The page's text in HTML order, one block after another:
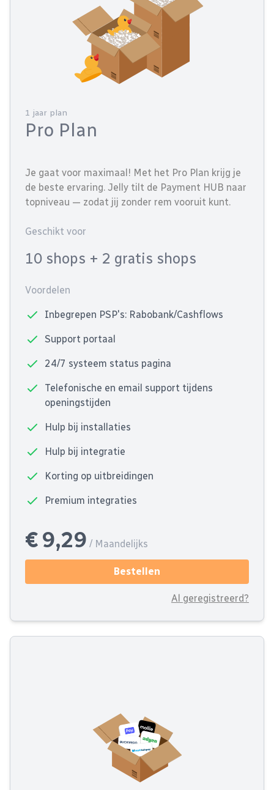
1 jaar plan
Pro Plan
Je gaat voor maximaal! Met het Pro Plan krijg je
de beste ervaring. Jelly tilt de Payment HUB naar
topniveau — zodat jij zonder rem vooruit kunt.
Geschikt voor
10 shops + 2 gratis shops
Voordelen
Inbegrepen PSP's: Rabobank/Cashflows
Support portaal
24/7 systeem status pagina
Telefonische en email support tijdens
openingstijden
Hulp bij installaties
Hulp bij integratie
Korting op uitbreidingen
Premium integraties
€ 9,29 / Maandelijks
Bestellen
Al geregistreerd?